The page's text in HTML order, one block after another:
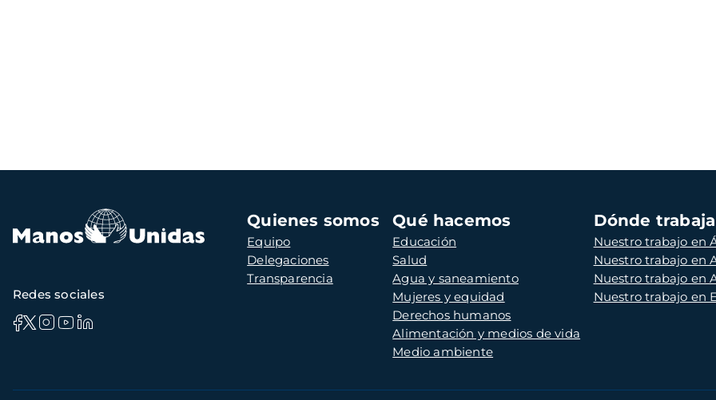
Navegación
principal
Quienes somos
Equipo
Delegaciones
Transparencia
Qué hacemos
Educación
Salud
Agua y saneamiento
Mujeres y equidad
Derechos humanos
Alimentación y medios de vida
Medio ambiente
Dónde
Nuestro trabajo en
Nuestro trabajo en
Nuestro trabajo en
Nuestro trabajo en
Redes sociales